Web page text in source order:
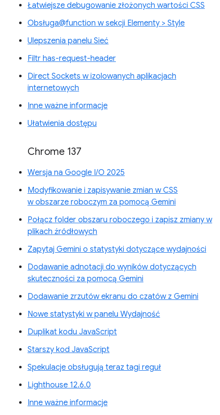
Łatwiejsze debugowanie złożonych wartości CSS
Obsługa@function w sekcji Elementy > Style
Ulepszenia panelu Sieć
Filtr has-request-header
Direct Sockets w izolowanych aplikacjach
internetowych
Inne ważne informacje
Ułatwienia dostępu
Chrome 137
Wersja na Google I/O 2025
Modyfikowanie i zapisywanie zmian w CSS
w obszarze roboczym za pomocą Gemini
Połącz folder obszaru roboczego i zapisz zmiany w
plikach źródłowych
Zapytaj Gemini o statystyki dotyczące wydajności
Dodawanie adnotacji do wyników dotyczących
skuteczności za pomocą Gemini
Dodawanie zrzutów ekranu do czatów z Gemini
Nowe statystyki w panelu Wydajność
Duplikat kodu JavaScript
Starszy kod JavaScript
Spekulacje obsługują teraz tagi reguł
Lighthouse 12.6.0
Inne ważne informacje